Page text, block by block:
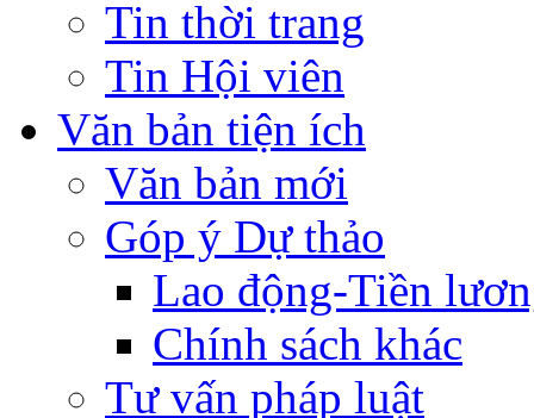
Tin thời trang
Tin Hội viên
Văn bản tiện ích
Văn bản mới
Góp ý Dự thảo
Lao động-Tiền
Chính sách khác
Tư vấn pháp luật